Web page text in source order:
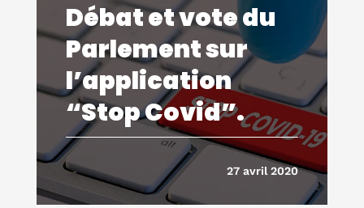
Débat et vote du
Parlement sur
l’application
“Stop Covid”.
27 avril 2020